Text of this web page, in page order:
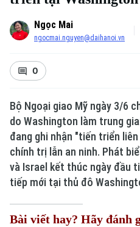
Ngọc Mai
ngocmai.nguyen@daihanoi.vn
0
Bộ Ngoại giao Mỹ ngày 3/6
do Washington làm trung
đang ghi nhận "tiến triển
chính trị lẫn an ninh. Phát
và Israel kết thúc ngày đầu
tiếp mới tại thủ đô
Bài viết hay? Hãy đánh